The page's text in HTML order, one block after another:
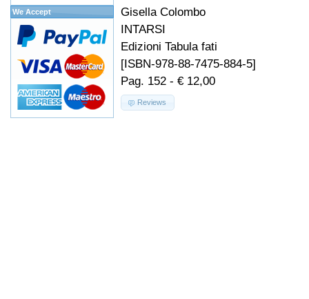
Gisella Colombo
INTARSI
Edizioni Tabula fati
[ISBN-978-88-7475-884-5]
Pag. 152 - € 12,00
Reviews
We Accept